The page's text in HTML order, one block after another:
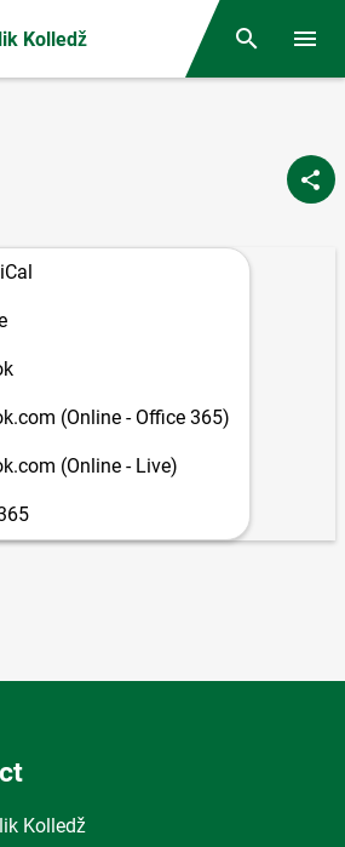
Kolledž Otsing
(Online - Office 365)
(Online - Live)
Kolledž